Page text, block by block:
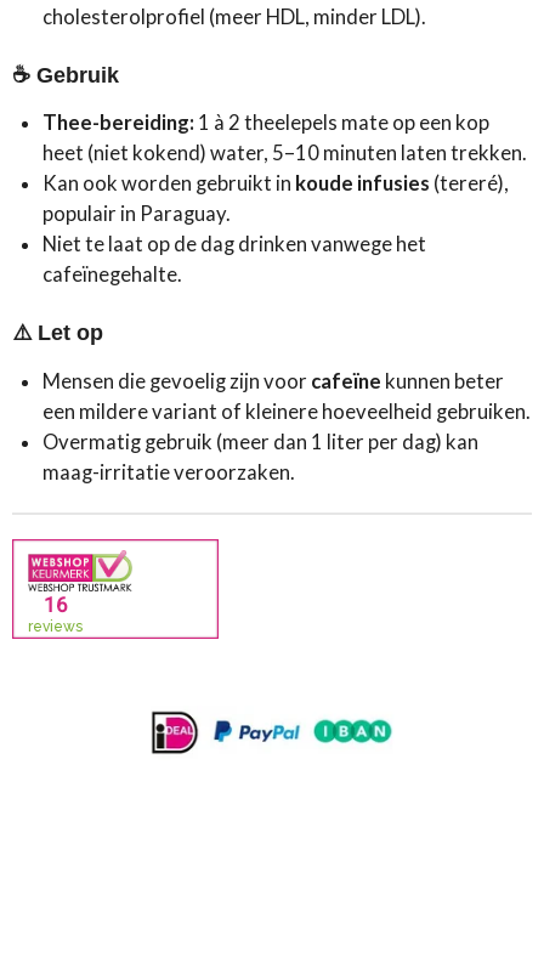
cholesterolprofiel (meer HDL, minder LDL).
☕ Gebruik
Thee-bereiding: 1 à 2 theelepels mate op een kop
heet (niet kokend) water, 5–10 minuten laten trekken.
Kan ook worden gebruikt in koude infusies (tereré),
populair in Paraguay.
Niet te laat op de dag drinken vanwege het
cafeïnegehalte.
⚠️ Let op
Mensen die gevoelig zijn voor cafeïne kunnen beter
een mildere variant of kleinere hoeveelheid gebruiken.
Overmatig gebruik (meer dan 1 liter per dag) kan
maag-irritatie veroorzaken.